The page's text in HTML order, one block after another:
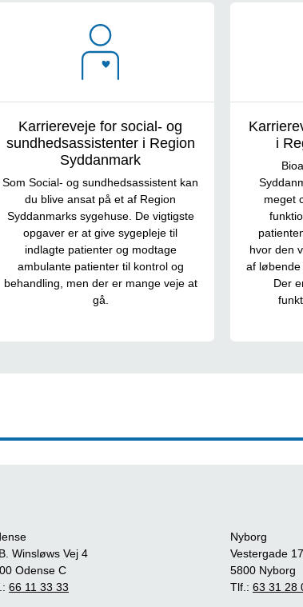
Karriereveje for social- og
sundhedsassistenter i Region
Syddanmark
Som Social- og sundhedsassistent kan
du blive ansat på et af Region
Syddanmarks sygehuse. De vigtigste
opgaver er at give sygepleje til
indlagte patienter og modtage
ambulante patienter til kontrol og
behandling, men der er mange veje at
gå.
i
meget
hvor den
af løbende
Der
Winsløws Vej 4
Odense C
66 11 33 33
Nyborg
Vestergade 17
5800 Nyborg
Tlf.: 63 31 28